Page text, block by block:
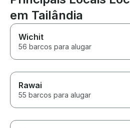
em Tailândia
Wichit
56 barcos para alugar
Rawai
55 barcos para alugar